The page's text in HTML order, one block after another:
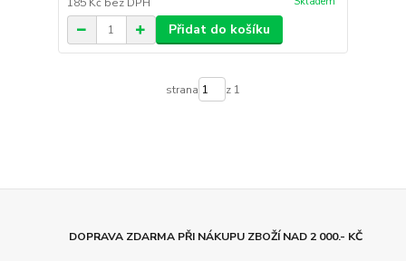
185 Kč bez DPH
Přidat do košíku
strana z 1
DOPRAVA ZDARMA PŘI NÁKUPU ZBOŽÍ NAD 2 000.- KČ